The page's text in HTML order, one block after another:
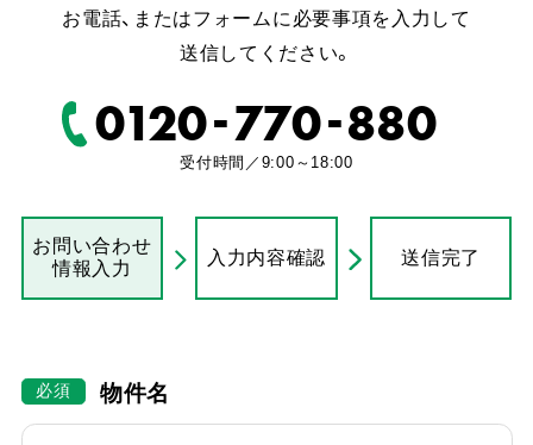
お電話、またはフォームに必要事項を入力して
送信してください。
0120-770-880
受付時間／9:00～18:00
お問い合わせ
情報入力
入力内容確認 送信完了
物件名